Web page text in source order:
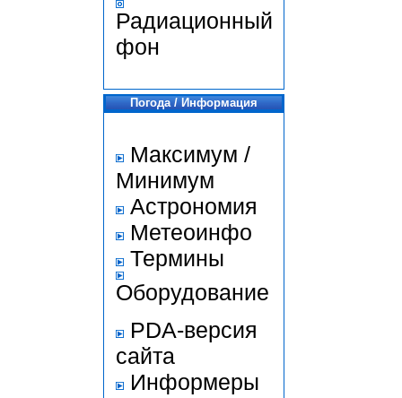
Радиационный
фон
Погода / Информация
Максимум /
Минимум
Астрономия
Метеоинфо
Термины
Оборудование
PDA-версия
сайта
Информеры